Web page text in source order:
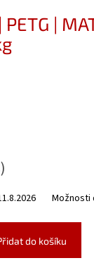
PETG |
Možnosti
do košíku